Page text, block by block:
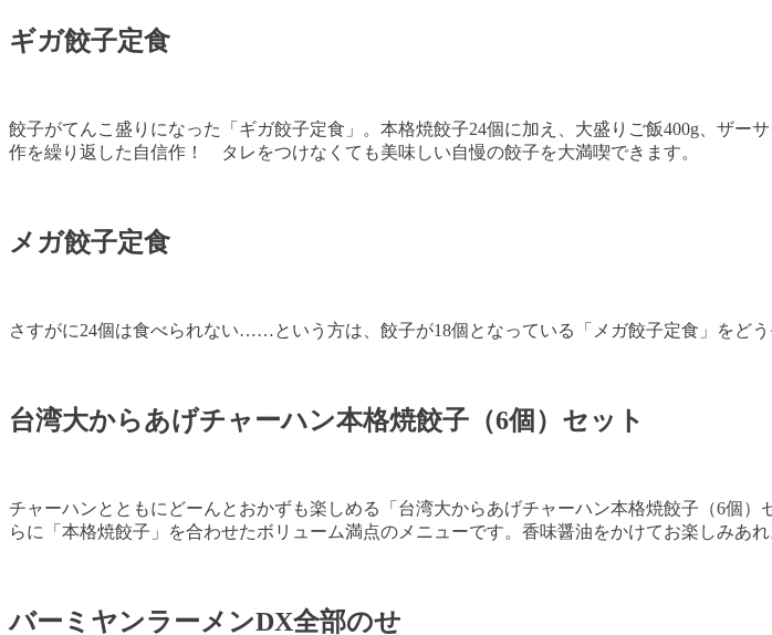
ギガ餃子定食
餃子がてんこ盛りになった「ギガ餃子定食」。本格焼餃子24個に加え、大盛りご飯400g、ザ
作を繰り返した自信作！ タレをつけなくても美味しい自慢の餃子を大満喫できます。
メガ餃子定食
さすがに24個は食べられない……という方は、餃子が18個となっている「メガ餃子定食」をどう
台湾大からあげチャーハン本格焼餃子（6個）セット
チャーハンとともにどーんとおかずも楽しめる「台湾大からあげチャーハン本格焼餃子（6個
らに「本格焼餃子」を合わせたボリューム満点のメニューです。香味醤油をかけてお楽しみあ
バーミヤンラーメンDX全部のせ